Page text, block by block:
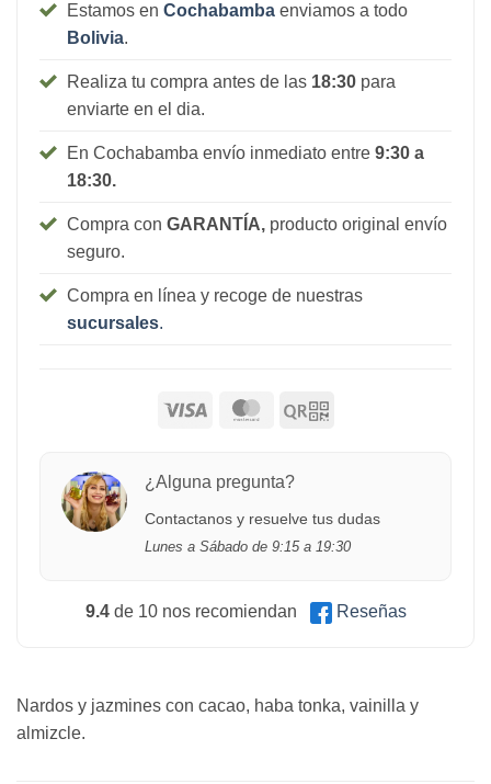
Estamos en Cochabamba enviamos a todo
Bolivia.
Realiza tu compra antes de las 18:30para
enviarte en el dia.
En Cochabamba envío inmediato entre 9:30 a
18:30.
Compra con GARANTÍA,producto original envío
seguro.
Compra en línea y recoge de nuestras
sucursales.
¿Alguna pregunta?
Contactanos y resuelve tus dudas
Lunes a Sábado de 9:15 a 19:30
9.4de 10 nos recomiendan Reseñas
Nardos y jazmines con cacao, haba tonka, vainilla y
almizcle.